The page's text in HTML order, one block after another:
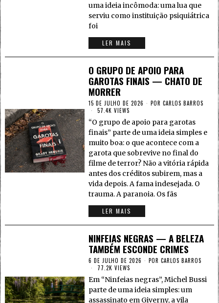
uma ideia incômoda: uma lua que
serviu como instituição psiquiátrica
foi
LER MAIS
O GRUPO DE APOIO PARA
GAROTAS FINAIS — CHATO DE
MORRER
15 DE JULHO DE 2026 PORCARLOS BARROS
57.4K VIEWS
“O grupo de apoio para garotas
finais” parte de uma ideia simples e
muito boa: o que acontece com a
garota que sobrevive no final do
filme de terror? Não a vitória rápida
antes dos créditos subirem, mas a
vida depois. A fama indesejada. O
trauma. A paranoia. Os fãs
LER MAIS
NINFEIAS NEGRAS — A BELEZA
TAMBÉM ESCONDE CRIMES
6 DE JULHO DE 2026 PORCARLOS BARROS
77.2K VIEWS
Em “Ninfeias negras”, Michel Bussi
parte de uma ideia simples: um
assassinato em Giverny, a vila